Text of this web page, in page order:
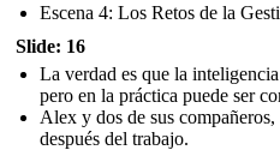
Escena 4: Los Retos de la
Slide: 16
La verdad es que la
pero en la práctica puede ser
Alex y dos de sus
después del trabajo.